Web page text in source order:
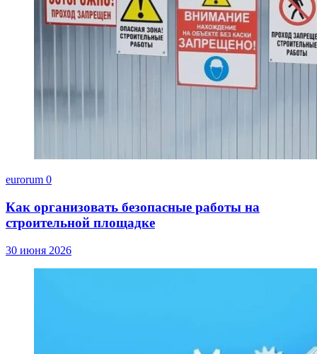
eurorum 0
Как организовать безопасные работы на
строительной площадке
30 июня 2026